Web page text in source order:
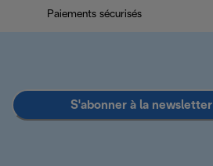
Paiements sécurisés
S'abonner à la newsletter